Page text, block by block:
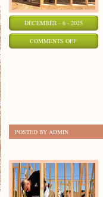
DECEMBER - 6 - 2025
COMMENTS OFFON
POSTED BY ADMIN